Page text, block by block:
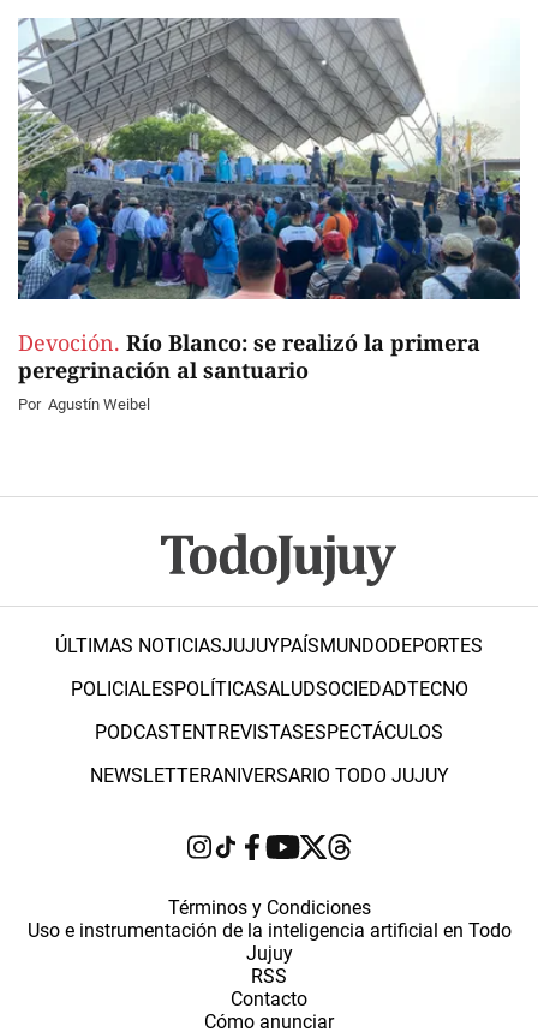
Devoción. Río Blanco: se realizó la primera
peregrinación al santuario
Por Agustín Weibel
ÚLTIMAS NOTICIASJUJUYPAÍSMUNDODEPORTES
POLICIALESPOLÍTICASALUDSOCIEDADTECNO
PODCASTENTREVISTASESPECTÁCULOS
NEWSLETTERANIVERSARIO TODO JUJUY
Términos y Condiciones
Uso e instrumentación de la inteligencia artificial en Todo
Jujuy
RSS
Contacto
Cómo anunciar